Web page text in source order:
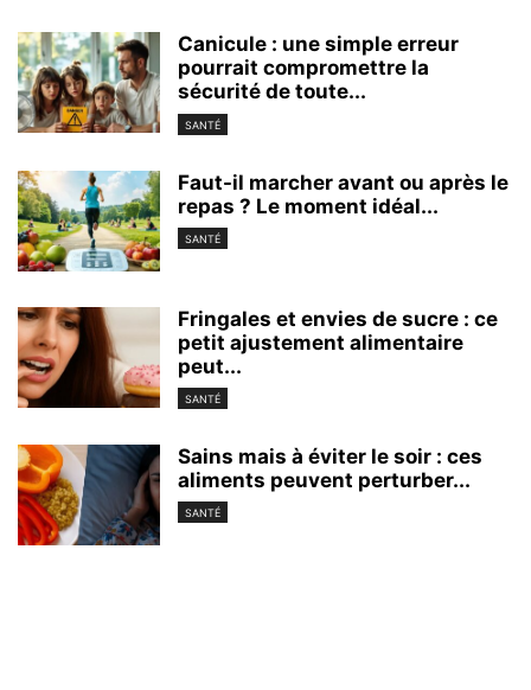
Canicule : une simple erreur
pourrait compromettre la
sécurité de toute...
SANTÉ
Faut-il marcher avant ou après le
repas ? Le moment idéal...
SANTÉ
Fringales et envies de sucre : ce
petit ajustement alimentaire
peut...
SANTÉ
Sains mais à éviter le soir : ces
aliments peuvent perturber...
SANTÉ